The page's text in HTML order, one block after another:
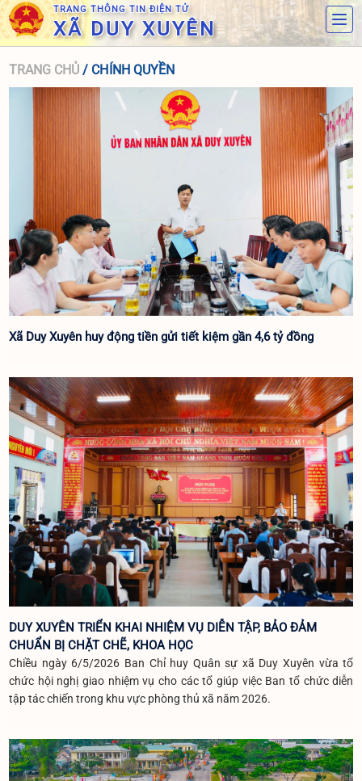
TRANG THÔNG TIN ĐIỆN TỬ
XÃ DUY XUYÊN
TRANG CHỦ / CHÍNH QUYỀN
Xã Duy Xuyên huy động tiền gửi tiết kiệm gần 4,6 tỷ đồng
DUY XUYÊN TRIỂN KHAI NHIỆM VỤ DIỄN TẬP, BẢO ĐẢM
CHUẨN BỊ CHẶT CHẼ, KHOA HỌC
Chiều ngày 6/5/2026 Ban Chỉ huy Quân sự xã Duy Xuyên vừa tổ
chức hội nghị giao nhiệm vụ cho các tổ giúp việc Ban tổ chức diễn
tập tác chiến trong khu vực phòng thủ xã năm 2026.